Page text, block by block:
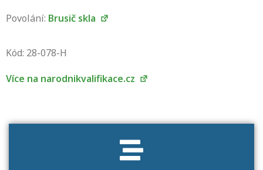
Povolání: Brusič skla
Kód: 28-078-H
Více na narodnikvalifikace.cz
Víte, jaké dovednosti musíte pro danou